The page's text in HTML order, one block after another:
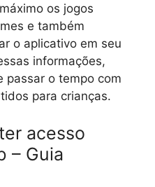
os jogos
e também
o aplicativo em seu
informações,
passar o tempo com
para crianças.
acesso
– Guia